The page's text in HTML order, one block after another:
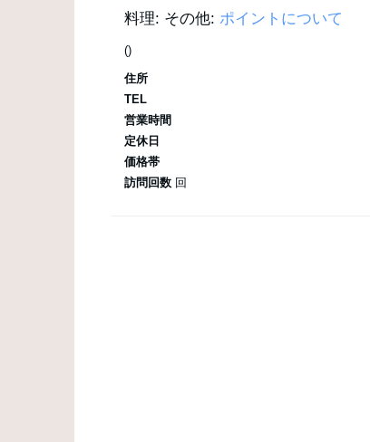
料理: その他: ポイントについて
()
住所
TEL
営業時間
定休日
価格帯
訪問回数 回